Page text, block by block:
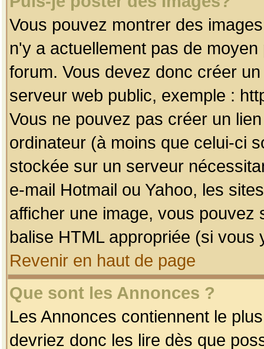
Vous pouvez montrer des
n'y a actuellement pas de
forum. Vous devez donc créer
serveur web public, exemple :
Vous ne pouvez pas créer un
ordinateur (à moins que celui-ci
stockée sur un serveur
e-mail Hotmail ou Yahoo, les
afficher une image, vous pouvez
balise HTML appropriée (si vous
Revenir en haut de page
Que sont les Annonces ?
Les Annonces contiennent le
devriez donc les lire dès que